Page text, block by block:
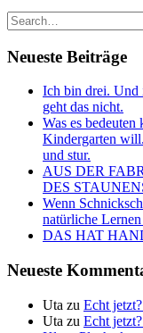
Neueste Beiträge
Ich bin drei. Und
geht das nicht.
Was es
Kindergarten
und stur.
AUS DER
DES
Wenn
natürliche
DAS HAT
Neueste
Uta zu Echt
Uta zu Echt